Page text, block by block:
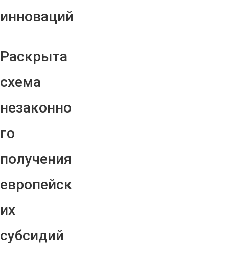
инноваций
Раскрыта
схема
незаконно
го
получения
европейск
их
субсидий